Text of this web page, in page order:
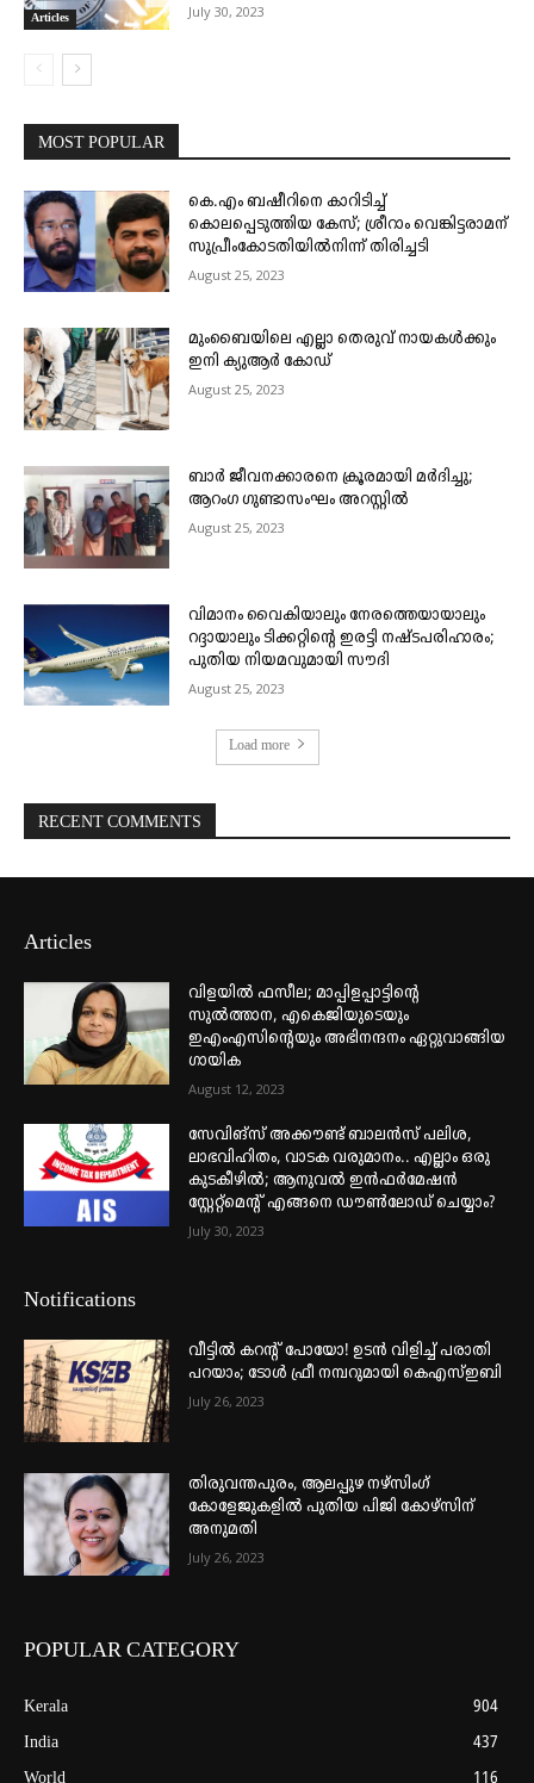
Articles July 30, 2023
MOST POPULAR
കെ.എം ബഷീറിനെ കാറിടിച്ച്
കൊലപ്പെടുത്തിയ കേസ്; ശ്രീറാം വെങ്കിട്ടരാമന്
സുപ്രീംകോടതിയിൽനിന്ന് തിരിച്ചടി
August 25, 2023
മുംബൈയിലെ എല്ലാ തെരുവ് നായകൾക്കും
ഇനി ക്യുആർ കോഡ്
August 25, 2023
ബാർ ജീവനക്കാരനെ ക്രൂരമായി മർദിച്ചു;
ആറംഗ ഗുണ്ടാസംഘം അറസ്റ്റിൽ
August 25, 2023
വിമാനം വൈകിയാലും നേരത്തെയായാലും
റദ്ദായാലും ടിക്കറ്റിന്റെ ഇരട്ടി നഷ്ടപരിഹാരം;
പുതിയ നിയമവുമായി സൗദി
August 25, 2023
Load more
RECENT COMMENTS
Articles
വിളയിൽ ഫസീല; മാപ്പിളപ്പാട്ടിന്റെ
സുൽത്താന, എകെജിയുടെയും
ഇഎംഎസിന്റെയും അഭിനന്ദനം ഏറ്റുവാങ്ങിയ
ഗായിക
August 12, 2023
സേവിങ്സ് അക്കൗണ്ട് ബാലൻസ് പലിശ,
ലാഭവിഹിതം, വാടക വരുമാനം.. എല്ലാം ഒരു
കുടകീഴിൽ; ആനുവൽ ഇൻഫർമേഷൻ
സ്റ്റേറ്റ്മെന്റ് എങ്ങനെ ഡൗൺലോഡ് ചെയ്യാം?
July 30, 2023
Notifications
വീട്ടില്‍ കറന്റ് പോയോ! ഉടന്‍ വിളിച്ച് പരാതി
പറയാം; ടോള്‍ ഫ്രീ നമ്പറുമായി കെഎസ്ഇബി
July 26, 2023
തിരുവന്തപുരം, ആലപ്പുഴ നഴ്‌സിംഗ്
കോളേജുകളില്‍ പുതിയ പിജി കോഴ്‌സിന്
അനുമതി
July 26, 2023
POPULAR CATEGORY
Kerala
904
India
437
World
116